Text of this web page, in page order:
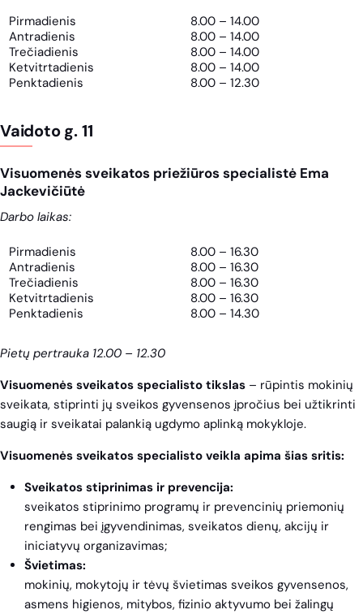
Pirmadienis
Antradienis
Trečiadienis
Ketvitrtadienis
Penktadienis
8.00 – 14.00
8.00 – 14.00
8.00 – 14.00
8.00 – 14.00
8.00 – 12.30
Vaidoto g. 11
Visuomenės sveikatos priežiūros specialistė Ema
Jackevičiūtė
Darbo laikas:
Pirmadienis
Antradienis
Trečiadienis
Ketvitrtadienis
Penktadienis
8.00 – 16.30
8.00 – 16.30
8.00 – 16.30
8.00 – 16.30
8.00 – 14.30
Pietų pertrauka 12.00 – 12.30
Visuomenės sveikatos specialisto tikslas – rūpintis mokinių
sveikata, stiprinti jų sveikos gyvensenos įpročius bei užtikrinti
saugią ir sveikatai palankią ugdymo aplinką mokykloje.
Visuomenės sveikatos specialisto veikla apima šias sritis:
Sveikatos stiprinimas ir prevencija:
sveikatos stiprinimo programų ir prevencinių priemonių
rengimas bei įgyvendinimas, sveikatos dienų, akcijų ir
iniciatyvų organizavimas;
Švietimas:
mokinių, mokytojų ir tėvų švietimas sveikos gyvensenos,
asmens higienos, mitybos, fizinio aktyvumo bei žalingų